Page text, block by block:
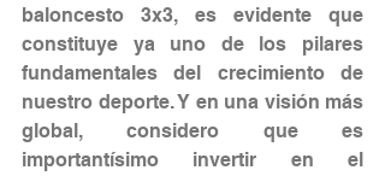
baloncesto 3x3, es evidente que
constituye ya uno de los pilares
fundamentales del crecimiento de
nuestro deporte. Y en una visión más
global, considero que es
importantísimo invertir en el